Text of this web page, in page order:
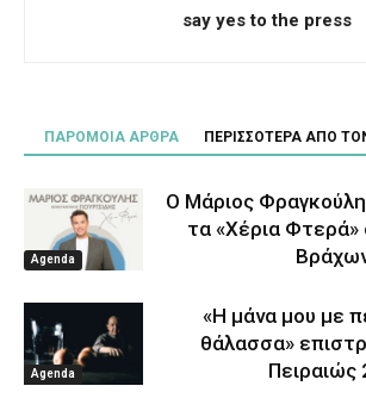
say yes to the press
ΠΑΡΟΜΟΙΑ ΑΡΘΡΑ ΠΕΡΙΣΣΟΤΕΡΑ ΑΠΟ
Agenda
Ο Μάριος
τα «Χέρια
Agenda
«Η μάνα μου με
θάλασσα»
Πειραιώς